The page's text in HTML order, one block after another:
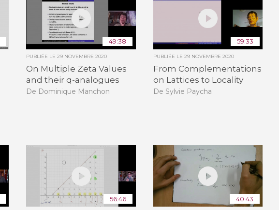
49:38
PUBLIÉE LE29 NOVEMBRE 2020
On Multiple Zeta Values
and their q-analogues
De Dominique Manchon
59:33
PUBLIÉE LE 29 NOVEMBRE 2020
From Complementations
on Lattices to Locality
De Sylvie Paycha
56:46 40:43